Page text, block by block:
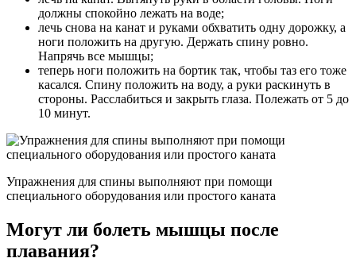
должны спокойно лежать на воде;
лечь снова на канат и руками обхватить одну дорожку, а
ноги положить на другую. Держать спину ровно.
Напрячь все мышцы;
теперь ноги положить на бортик так, чтобы таз его тоже
касался. Спину положить на воду, а руки раскинуть в
стороны. Расслабиться и закрыть глаза. Полежать от 5 до
10 минут.
Упражнения для спины выполняют при помощи
специального оборудования или простого каната
Могут ли болеть мышцы после
плавания?